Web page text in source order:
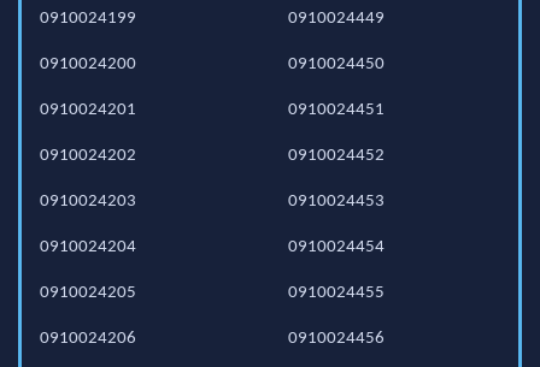
0910024199
0910024200
0910024201
0910024202
0910024203
0910024204
0910024205
0910024206
0910024449
0910024450
0910024451
0910024452
0910024453
0910024454
0910024455
0910024456